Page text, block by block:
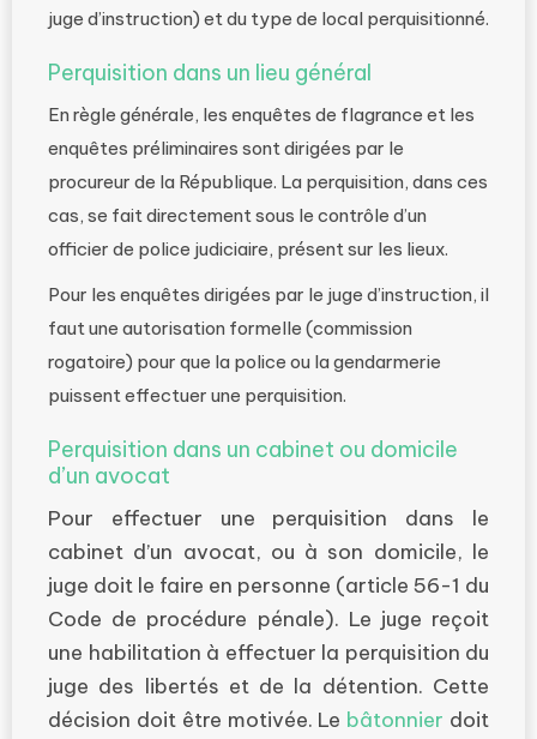
juge d’instruction) et du type de local perquisitionné.
Perquisition dans un lieu général
En règle générale, les enquêtes de flagrance et les
enquêtes préliminaires sont dirigées par le
procureur de la République. La perquisition, dans ces
cas, se fait directement sous le contrôle d’un
officier de police judiciaire, présent sur les lieux.
Pour les enquêtes dirigées par le juge d’instruction, il
faut une autorisation formelle (commission
rogatoire) pour que la police ou la gendarmerie
puissent effectuer une perquisition.
Perquisition dans un cabinet ou domicile
d’un avocat
Pour effectuer une perquisition dans le
cabinet d’un avocat, ou à son domicile, le
juge doit le faire en personne (article 56-1 du
Code de procédure pénale). Le juge reçoit
une habilitation à effectuer la perquisition du
juge des libertés et de la détention. Cette
décision doit être motivée. Le bâtonnier doit